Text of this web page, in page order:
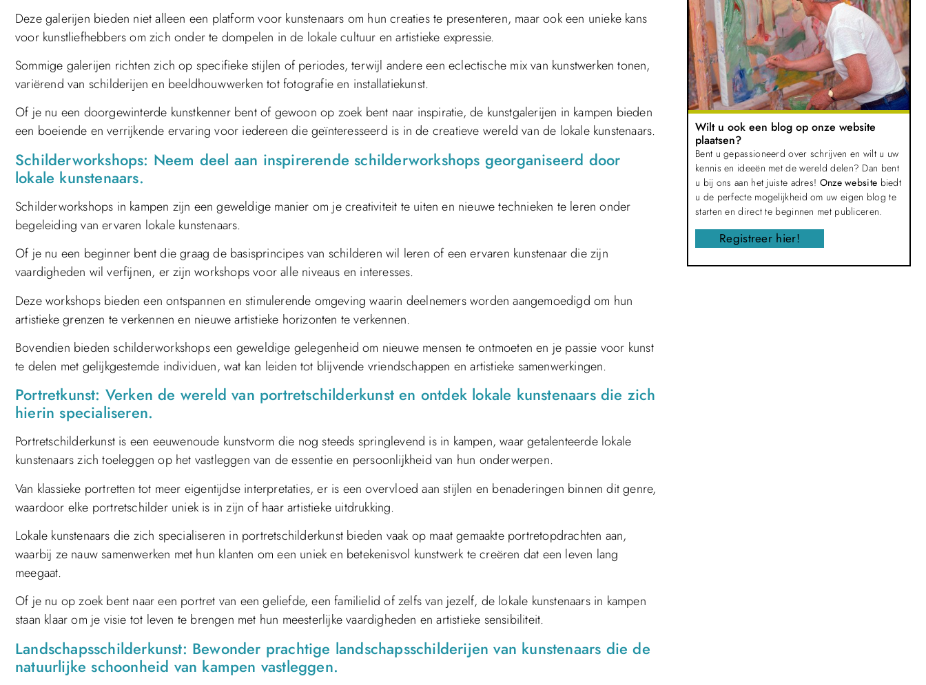
Deze galerijen bieden niet alleen een platform voor kunstenaars om hun creaties te presenteren, maar ook een unieke kans
voor kunstliefhebbers om zich onder te dompelen in de lokale cultuur en artistieke expressie.
Sommige galerijen richten zich op specifieke stijlen of periodes, terwijl andere een eclectische mix van kunstwerken tonen,
variërend van schilderijen en beeldhouwwerken tot fotografie en installatiekunst.
Of je nu een doorgewinterde kunstkenner bent of gewoon op zoek bent naar inspiratie, de kunstgalerijen in kampen bieden
een boeiende en verrijkende ervaring voor iedereen die geïnteresseerd is in de creatieve wereld van de lokale kunstenaars.
Schilderworkshops: Neem deel aan inspirerende schilderworkshops georganiseerd door
lokale kunstenaars.
Schilderworkshops in kampen zijn een geweldige manier om je creativiteit te uiten en nieuwe technieken te leren onder
begeleiding van ervaren lokale kunstenaars.
Of je nu een beginner bent die graag de basisprincipes van schilderen wil leren of een ervaren kunstenaar die zijn
vaardigheden wil verfijnen, er zijn workshops voor alle niveaus en interesses.
Deze workshops bieden een ontspannen en stimulerende omgeving waarin deelnemers worden aangemoedigd om hun
artistieke grenzen te verkennen en nieuwe artistieke horizonten te verkennen.
Bovendien bieden schilderworkshops een geweldige gelegenheid om nieuwe mensen te ontmoeten en je passie voor kunst
te delen met gelijkgestemde individuen, wat kan leiden tot blijvende vriendschappen en artistieke samenwerkingen.
Portretkunst: Verken de wereld van portretschilderkunst en ontdek lokale kunstenaars die zich
hierin specialiseren.
Portretschilderkunst is een eeuwenoude kunstvorm die nog steeds springlevend is in kampen, waar getalenteerde lokale
kunstenaars zich toeleggen op het vastleggen van de essentie en persoonlijkheid van hun onderwerpen.
Van klassieke portretten tot meer eigentijdse interpretaties, er is een overvloed aan stijlen en benaderingen binnen dit genre,
waardoor elke portretschilder uniek is in zijn of haar artistieke uitdrukking.
Lokale kunstenaars die zich specialiseren in portretschilderkunst bieden vaak op maat gemaakte portretopdrachten aan,
waarbij ze nauw samenwerken met hun klanten om een uniek en betekenisvol kunstwerk te creëren dat een leven lang
meegaat.
Of je nu op zoek bent naar een portret van een geliefde, een familielid of zelfs van jezelf, de lokale kunstenaars in kampen
staan klaar om je visie tot leven te brengen met hun meesterlijke vaardigheden en artistieke sensibiliteit.
Landschapsschilderkunst: Bewonder prachtige landschapsschilderijen van kunstenaars die de
natuurlijke schoonheid van kampen vastleggen.
Wilt u ook een blog op onze website
plaatsen?
Bent u gepassioneerd over schrijven en wilt u uw
kennis en ideeën met de wereld delen? Dan bent
u bij ons aan het juiste adres! Onze website biedt
u de perfecte mogelijkheid om uw eigen blog te
starten en direct te beginnen met publiceren.
Registreer hier!